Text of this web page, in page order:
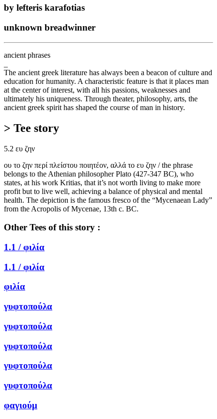
by lefteris karafotias
unknown breadwinner
ancient phrases
The ancient greek literature has always been a beacon of culture and
education for humanity. A characteristic feature is that it places man
at the center of interest, with all his passions, weaknesses and
ultimately his uniqueness. Through theater, philosophy, arts, the
ancient greek spirit has shaped the course of man in history.
> Tee story
5.2 ευ ζην
ου το ζην περί πλείστου ποιητέον, αλλά το ευ ζην / the phrase
belongs to the Athenian philosopher Plato (427-347 BC), who
states, at his work Kritias, that it’s not worth living to make more
profit but to live well, achieving a balance of physical and mental
health. The depiction is the famous fresco of the “Mycenaean Lady”
from the Acropolis of Mycenae, 13th c. BC.
Other Tees of this story :
1.1 /φιλία
1.1 /φιλία
φιλία
γυφτοπούλα
γυφτοπούλα
γυφτοπούλα
γυφτοπούλα
γυφτοπούλα
φαγιούμ